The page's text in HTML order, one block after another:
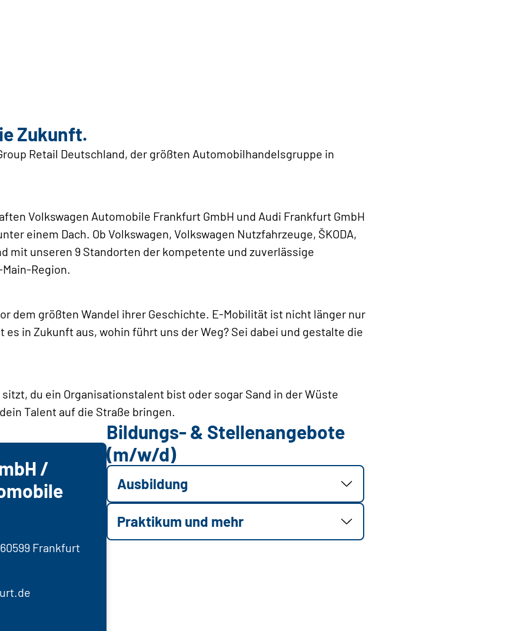
Zukunft.
Retail Deutschland, der größten Automobilhandelsgruppe in
Volkswagen Automobile Frankfurt GmbH und Audi Frankfurt GmbH
einem Dach. Ob Volkswagen, Volkswagen Nutzfahrzeuge, ŠKODA,
mit unseren 9 Standorten der kompetente und zuverlässige
Region.
dem größten Wandel ihrer Geschichte. E-Mobilität ist nicht länger nur
es in Zukunft aus, wohin führt uns der Weg? Sei dabei und gestalte die
du ein Organisationstalent bist oder sogar Sand in der Wüste
Talent auf die Straße bringen.
/
Frankfurt
Bildungs- & Stellenangebote
(m/w/d)
Ausbildung
Praktikum und mehr